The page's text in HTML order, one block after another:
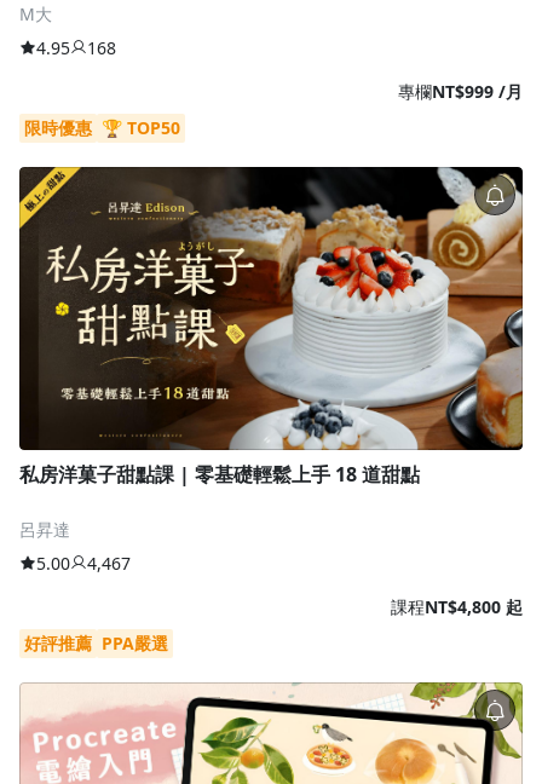
M大
4.95
168
專欄NT$999 /月
限時優惠 🏆 TOP50
私房洋菓子甜點課 | 零基礎輕鬆上手 18 道甜點
呂昇達
5.00
4,467
課程NT$4,800 起
好評推薦 PPA嚴選